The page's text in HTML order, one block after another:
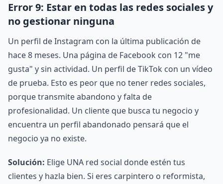
Error 9: Estar en todas las redes sociales y
no gestionar ninguna
Un perfil de Instagram con la última publicación de
hace 8 meses. Una página de Facebook con 12 "me
gusta" y sin actividad. Un perfil de TikTok con un vídeo
de prueba. Esto es peor que no tener redes sociales,
porque transmite abandono y falta de
profesionalidad. Un cliente que busca tu negocio y
encuentra un perfil abandonado pensará que el
negocio ya no existe.
Solución: Elige UNA red social donde estén tus
clientes y hazla bien. Si eres carpintero o reformista,